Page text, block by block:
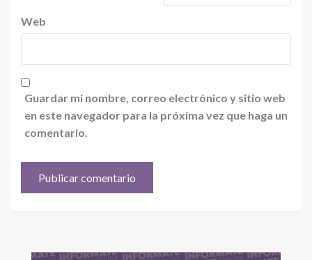
Web
Guardar mi nombre, correo electrónico y sitio web
en este navegador para la próxima vez que haga un
comentario.